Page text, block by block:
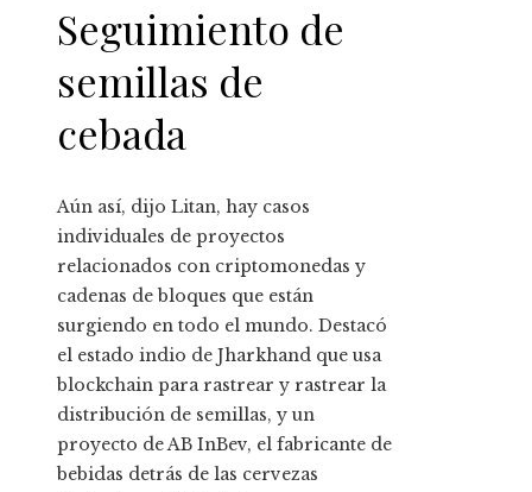
Seguimiento de
semillas de
cebada
Aún así, dijo Litan, hay casos
individuales de proyectos
relacionados con criptomonedas y
cadenas de bloques que están
surgiendo en todo el mundo. Destacó
el estado indio de Jharkhand que usa
blockchain para rastrear y rastrear la
distribución de semillas, y un
proyecto de AB InBev, el fabricante de
bebidas detrás de las cervezas